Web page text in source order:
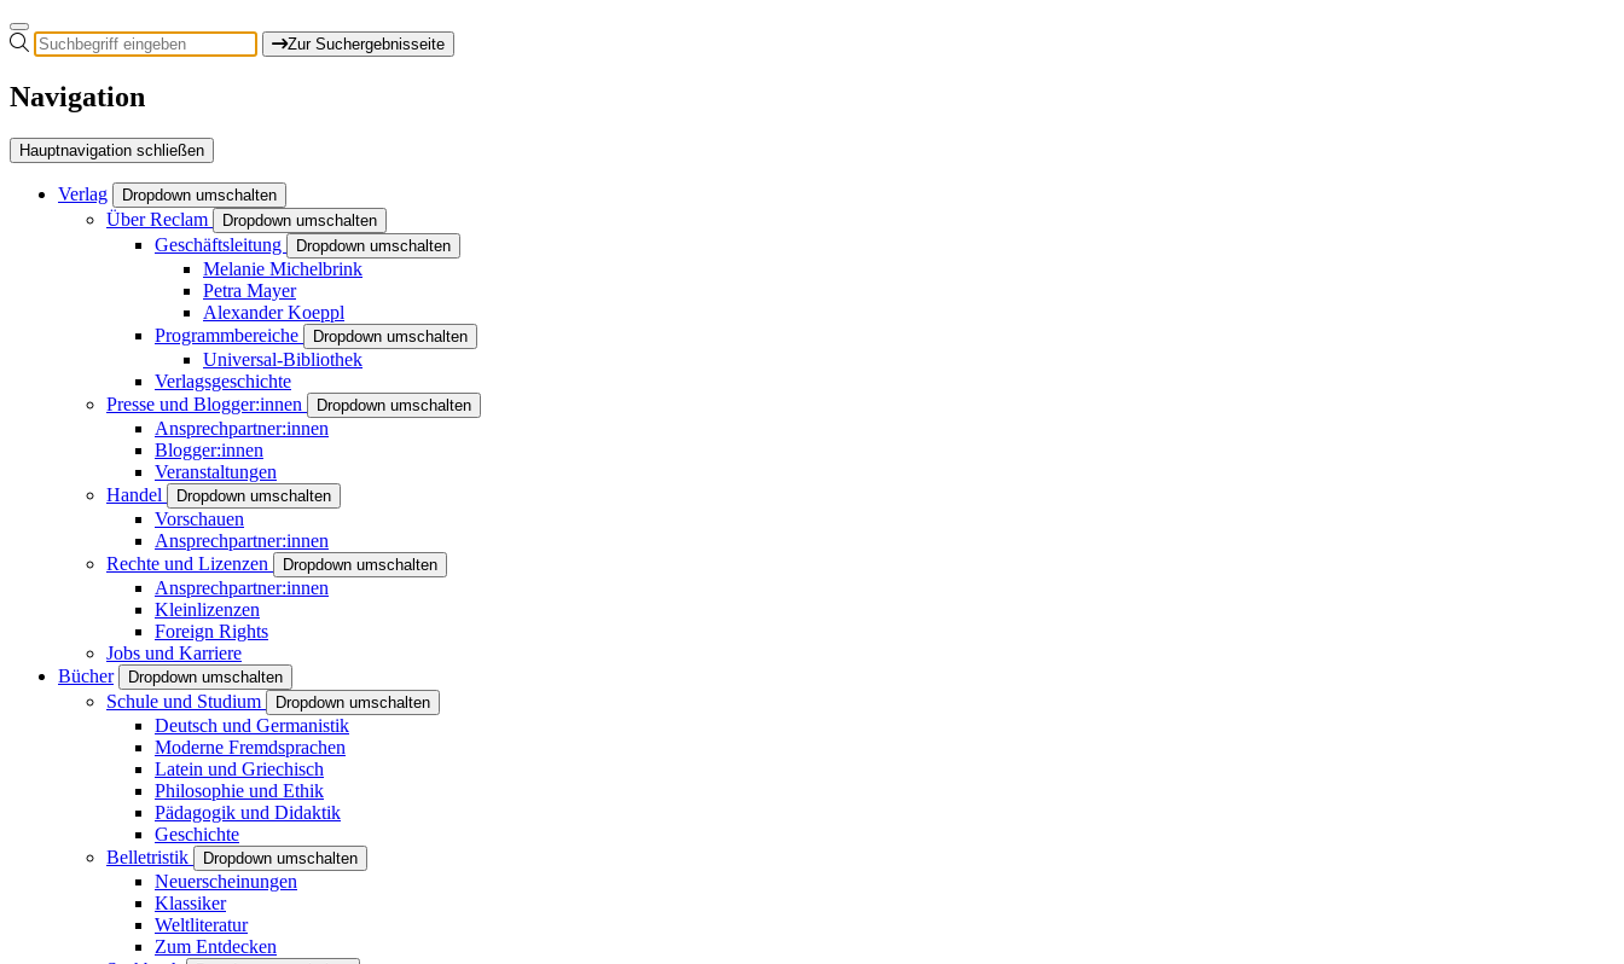
Zur Suchergebnisseite
Navigation
Hauptnavigation schließen
Verlag Dropdown umschalten
Über Reclam Dropdown umschalten
Geschäftsleitung Dropdown umschalten
Melanie Michelbrink
Petra Mayer
Alexander Koeppl
Programmbereiche
Dropdown umschalten
Universal-Bibliothek
Verlagsgeschichte
Presse und Blogger:innen
Dropdown umschalten
Ansprechpartner:innen
Blogger:innen
Veranstaltungen
Handel
Dropdown umschalten
Vorschauen
Ansprechpartner:innen
Rechte und Lizenzen
Dropdown umschalten
Ansprechpartner:innen
Kleinlizenzen
Foreign Rights
Jobs und Karriere
Bücher
Dropdown umschalten
Schule und Studium Dropdown umschalten
Deutsch und Germanistik
Moderne Fremdsprachen
Latein und Griechisch
Philosophie und Ethik
Pädagogik und Didaktik
Geschichte
Belletristik
Dropdown umschalten
Neuerscheinungen
Klassiker
Weltliteratur
Zum Entdecken